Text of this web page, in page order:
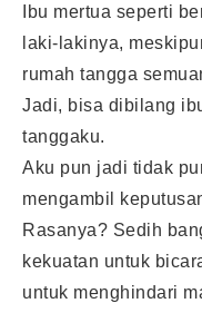
Ibu mertua seperti
laki-lakinya,
rumah tangga
Jadi, bisa dibilang
tanggaku.
Aku pun jadi tidak
mengambil
Rasanya? Sedih
kekuatan untuk
untuk menghindari